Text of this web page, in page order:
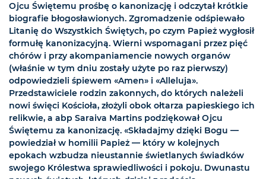
Ojcu Świętemu prośbę o kanonizację i odczytał krótkie
biografie błogosławionych. Zgromadzenie odśpiewało
Litanię do Wszystkich Świętych, po czym Papież wygłosił
formułę kanonizacyjną. Wierni wspomagani przez pięć
chórów i przy akompaniamencie nowych organów
(właśnie w tym dniu zostały użyte po raz pierwszy)
odpowiedzieli śpiewem «Amen» i «Alleluja».
Przedstawiciele rodzin zakonnych, do których należeli
nowi święci Kościoła, złożyli obok ołtarza papieskiego ich
relikwie, a abp Saraiva Martins podziękował Ojcu
Świętemu za kanonizację. «Składajmy dzięki Bogu —
powiedział w homilii Papież — który w kolejnych
epokach wzbudza nieustannie świetlanych świadków
swojego Królestwa sprawiedliwości i pokoju. Dwunastu